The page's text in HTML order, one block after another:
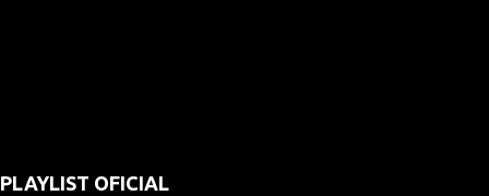
PLAYLIST OFICIAL